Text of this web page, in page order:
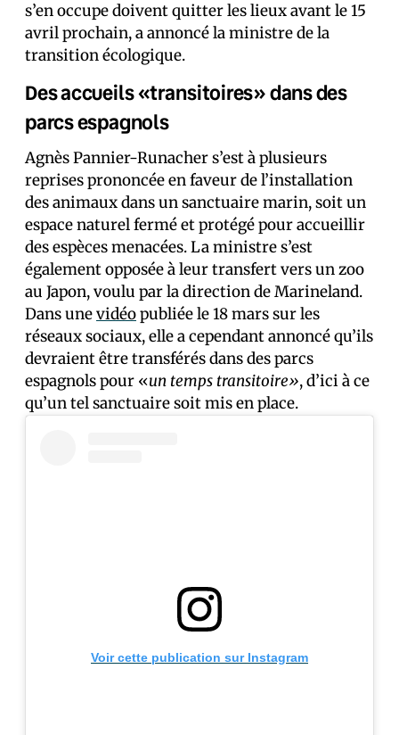
s’en occupe doivent quitter les lieux avant le 15
avril prochain, a annoncé la ministre de la
transition écologique.
Des accueils «transitoires» dans des
parcs espagnols
Agnès Pannier-Runacher s’est à plusieurs
reprises prononcée en faveur de l’installation
des animaux dans un sanctuaire marin, soit un
espace naturel fermé et protégé pour accueillir
des espèces menacées. La ministre s’est
également opposée à leur transfert vers un zoo
au Japon, voulu par la direction de Marineland.
Dans unevidéopubliée le 18 mars sur les
réseaux sociaux, elle a cependant annoncé qu’ils
devraient être transférés dans des parcs
espagnols pour «un temps transitoire», d’ici à ce
qu’un tel sanctuaire soit mis en place.
Voir cette publication sur Instagram